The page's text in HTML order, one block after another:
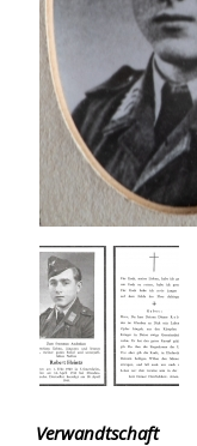
Verwandtschaft